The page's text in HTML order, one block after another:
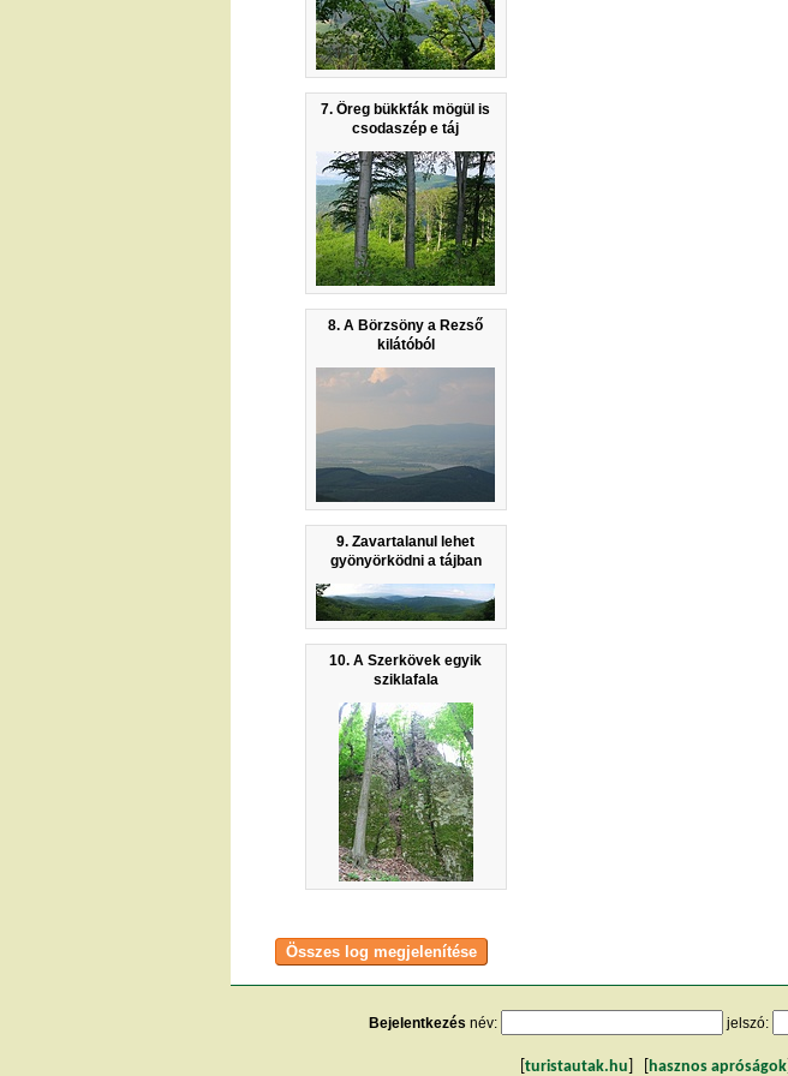
7. Öreg bükkfák mögül is
csodaszép e táj
8. A Börzsöny a Rezső
kilátóból
9. Zavartalanul lehet
gyönyörködni a tájban
10. A Szerkövek egyik
sziklafala
Bejelentkezés név: jelszó:
turistautak.hu hasznos apróságok